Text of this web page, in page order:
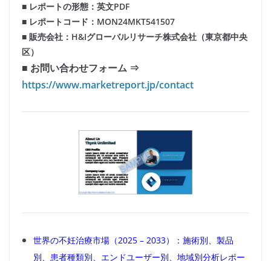
■ レポートの形態：英文PDF
■ レポートコード：MON24MKT541507
■ 販売会社：H&Iグローバルリサーチ株式会社（東京都中央
区）
■ お問い合わせフォーム ⇒
https://www.marketreport.jp/contact
世界の不妊治療市場（2025 – 2033）：施術別、製品
別、患者種類別、エンドユーザー別、地域別分析レポー